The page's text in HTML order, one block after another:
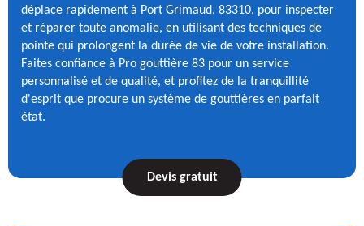
déplace rapidement à Port Grimaud, 83310, pour inspecter
et réparer toute anomalie, en utilisant des techniques de
pointe qui prolongent la durée de vie de votre installation.
Faites confiance à Pro gouttière 83 pour un service
personnalisé et de qualité, et profitez de la tranquillité
d'esprit que procure un système de gouttières en parfait
état.
Devis gratuit